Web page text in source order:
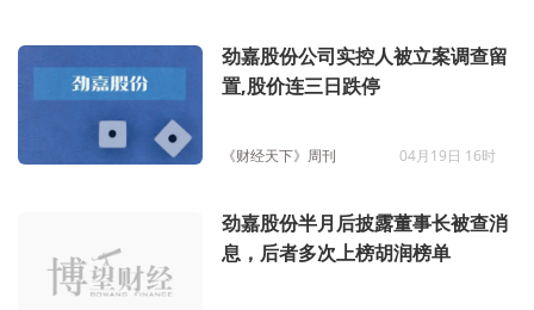
劲嘉股份公司实控人被立案调查留
置,股价连三日跌停
《财经天下》周刊 04月19日 16时
劲嘉股份半月后披露董事长被查消
息，后者多次上榜胡润榜单